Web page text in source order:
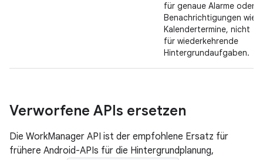
für genaue Alarme oder
Benachrichtigungen wie
Kalendertermine, nicht
für wiederkehrende
Hintergrundaufgaben.
Verworfene APIs ersetzen
Die WorkManager API ist der empfohlene Ersatz für
frühere Android-APIs für die Hintergrundplanung,